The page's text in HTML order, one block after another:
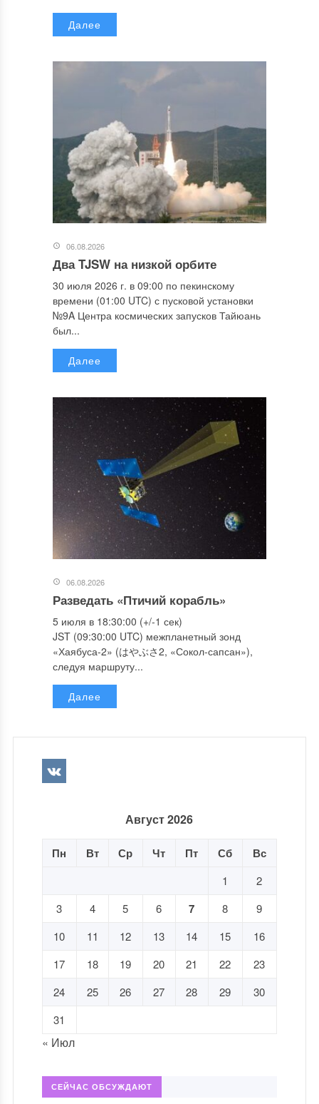
Далее
06.08.2026
Два TJSW на низкой орбите
30 июля 2026 г. в 09:00 по пекинскому
времени (01:00 UTC) с пусковой установки
№9A Центра космических запусков Тайюань
был...
Далее
06.08.2026
Разведать «Птичий корабль»
5 июля в 18:30:00 (+/-1 сек)
JST (09:30:00 UTC) межпланетный зонд
«Хаябуса-2» (はやぶさ2, «Сокол-сапсан»),
следуя маршруту...
Далее
Август 2026
Пн Вт Ср Чт Пт Сб Вс
1
2
3
4 5 6 7 8
9
10
11 12 13 14 15
16
17
18 19 20 21 22
23
24
25 26 27 28 29
30
31
« Июл
СЕЙЧАС ОБСУЖДАЮТ